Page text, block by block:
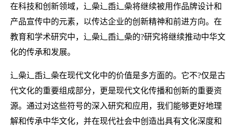
在科技和创新领域，辶喿辶臿辶喿将继续被用作品牌设计和
产品宣传中的元素，以传达企业的创新精神和前进方向。在
教育和学术研究中，辶喿辶臿辶喿的?研究将继续推动中华文
化的传承和发展。
辶喿辶臿辶喿在现代文化中的价值是多方面的。它不?仅是古
代文化的重要组成部分，更是现代文化传播和创新的重要资
源。通过对这些符号的深入研究和应用，我们能够更好地理
解和传承中华文化，并在现代社会中创造出具有文化深度和